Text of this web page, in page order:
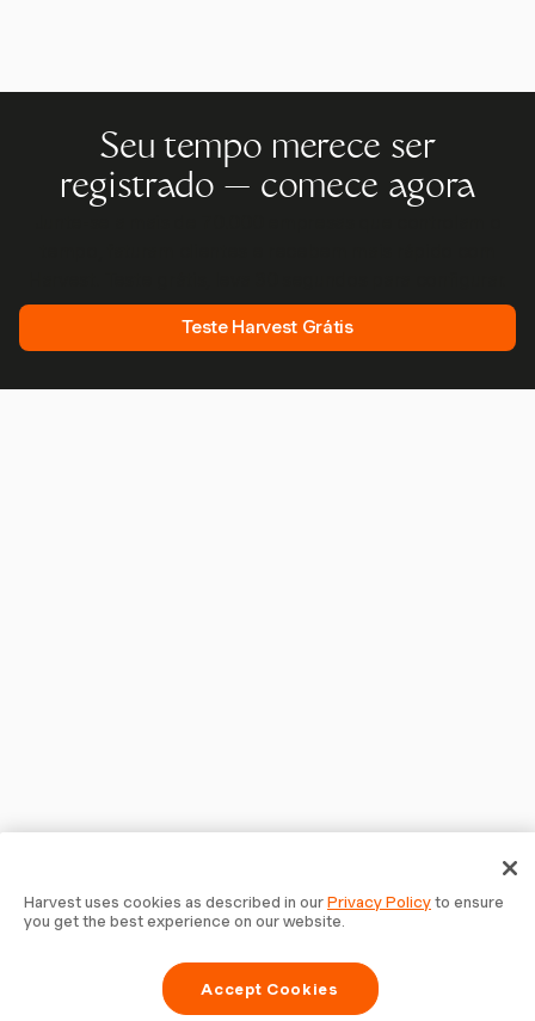
Seu tempo merece ser
registrado — comece agora
Teste Harvest Grátis
Harvest uses cookies as described in ourPrivacy Policyto ensure
you get the best experience on our website.
Accept Cookies